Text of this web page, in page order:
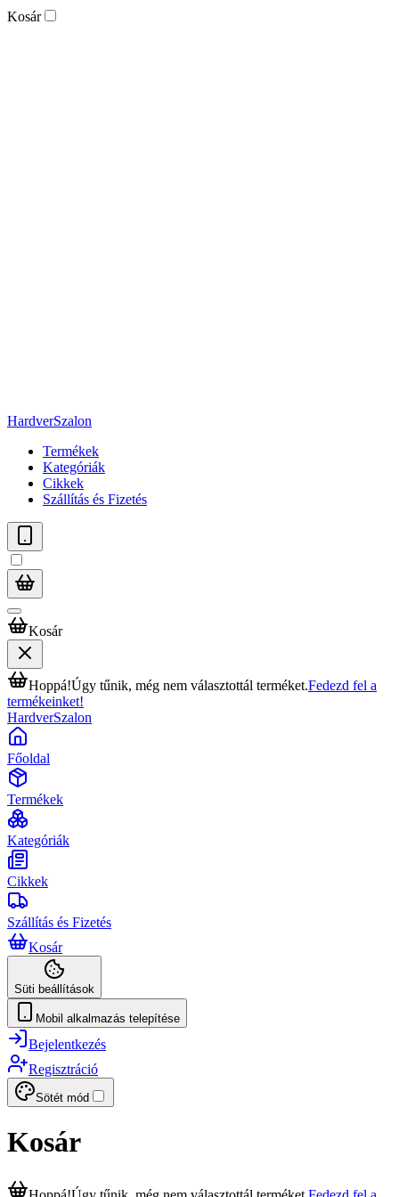
Kosár
HardverSzalon
Termékek
Kategóriák
Cikkek
Szállítás és Fizetés
Kosár
Hoppá!Úgy tűnik, még nem választottál terméket.Fedezd fel a
termékeinket!
HardverSzalon
Főoldal
Termékek
Kategóriák
Cikkek
Szállítás és Fizetés
Kosár
Süti beállítások
Mobil alkalmazás telepítése
Bejelentkezés
Regisztráció
Sötét mód
Kosár